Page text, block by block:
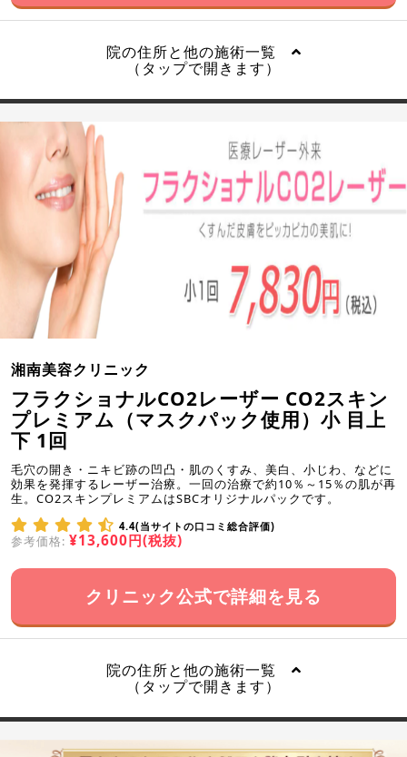
院の住所と他の施術一覧
（タップで開きます）
湘南美容クリニック
フラクショナルCO2レーザー CO2スキン
プレミアム（マスクパック使用）小 目上
下 1回
毛穴の開き・ニキビ跡の凹凸・肌のくすみ、美白、小じわ、などに
効果を発揮するレーザー治療。一回の治療で約10％～15％の肌が再
生。CO2スキンプレミアムはSBCオリジナルパックです。
4.4(当サイトの口コミ総合評価)
参考価格: ¥13,600円(税抜)
クリニック公式で詳細を見る
院の住所と他の施術一覧
（タップで開きます）